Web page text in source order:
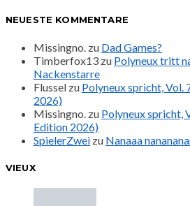
NEUESTE KOMMENTARE
Missingno. zu Dad Games?
Timberfox13 zu Polyneux tritt
Nackenstarre
Flussel zu Polyneux spricht,
2026)
Missingno. zu Polyneux spricht,
Edition 2026)
SpielerZwei zu Nanaaa
VIEUX